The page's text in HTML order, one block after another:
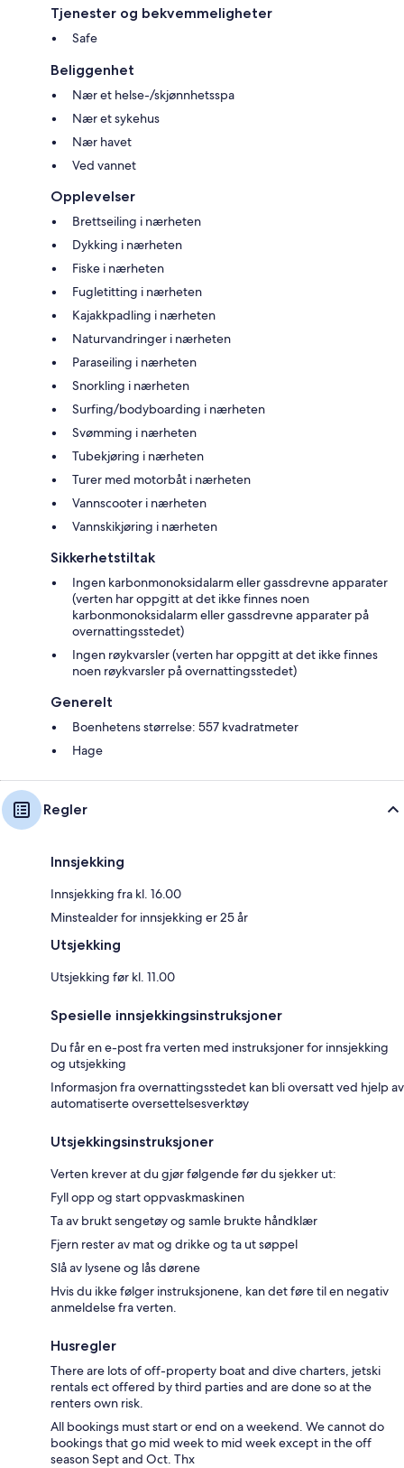
Tjenester og bekvemmeligheter
Safe
Beliggenhet
Nær et helse-/skjønnhetsspa
Nær et sykehus
Nær havet
Ved vannet
Opplevelser
Brettseiling i nærheten
Dykking i nærheten
Fiske i nærheten
Fugletitting i nærheten
Kajakkpadling i nærheten
Naturvandringer i nærheten
Paraseiling i nærheten
Snorkling i nærheten
Surfing/bodyboarding i nærheten
Svømming i nærheten
Tubekjøring i nærheten
Turer med motorbåt i nærheten
Vannscooter i nærheten
Vannskikjøring i nærheten
Sikkerhetstiltak
Ingen karbonmonoksidalarm eller gassdrevne apparater
(verten har oppgitt at det ikke finnes noen
karbonmonoksidalarm eller gassdrevne apparater på
overnattingsstedet)
Ingen røykvarsler (verten har oppgitt at det ikke finnes
noen røykvarsler på overnattingsstedet)
Generelt
Boenhetens størrelse: 557 kvadratmeter
Hage
Regler
Innsjekking
Innsjekking fra kl. 16.00
Minstealder for innsjekking er 25 år
Utsjekking
Utsjekking før kl. 11.00
Spesielle innsjekkingsinstruksjoner
Du får en e-post fra verten med instruksjoner for innsjekking
og utsjekking
Informasjon fra overnattingsstedet kan bli oversatt ved hjelp av
automatiserte oversettelsesverktøy
Utsjekkingsinstruksjoner
Verten krever at du gjør følgende før du sjekker ut:
Fyll opp og start oppvaskmaskinen
Ta av brukt sengetøy og samle brukte håndklær
Fjern rester av mat og drikke og ta ut søppel
Slå av lysene og lås dørene
Hvis du ikke følger instruksjonene, kan det føre til en negativ
anmeldelse fra verten.
Husregler
There are lots of off-property boat and dive charters, jetski
rentals ect offered by third parties and are done so at the
renters own risk.
All bookings must start or end on a weekend. We cannot do
bookings that go mid week to mid week except in the off
season Sept and Oct. Thx